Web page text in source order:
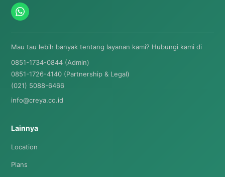
Mau tau lebih banyak tentang layanan kami? Hubungi kami di
0851-1734-0844 (Admin)
0851-1726-4140 (Partnership & Legal)
(021) 5088-6466
info@creya.co.id
Lainnya
Location
Plans